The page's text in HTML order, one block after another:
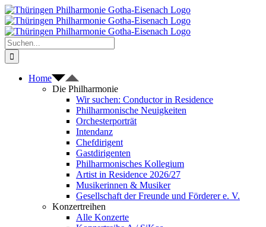
Zum
Inhalt
springen
Suche
nach:
Home
Die Philharmonie
Wir suchen: Conductor in Residence
Philharmonische Neuigkeiten
Orchesterporträt
Intendanz
Chefdirigent
Gastdirigenten
Philharmonisches Kollegium
Artist in Residence 2026/27
Musikerinnen & Musiker
Gesellschaft der Freunde und Förderer e. V.
Konzertreihen
Alle Konzerte